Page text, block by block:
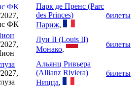
ФК
ФК
Парк де Пренс (Parc
des Princes)
Париж,
билеты
Луи II (Louis II)
Монако,
билеты
Альянц Ривьера
(Allianz Riviera)
Ницца,
билеты